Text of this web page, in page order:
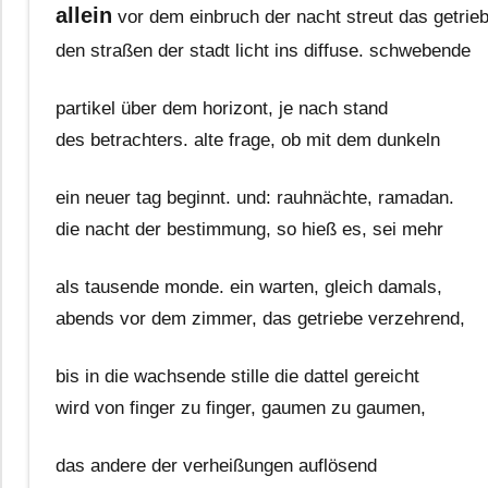
allein vor dem einbruch der nacht streut das
den straßen der stadt licht ins diffuse. schwebende
partikel über dem horizont, je nach stand
des betrachters. alte frage, ob mit dem dunkeln
ein neuer tag beginnt. und: rauhnächte, ramadan.
die nacht der bestimmung, so hieß es, sei mehr
als tausende monde. ein warten, gleich damals,
abends vor dem zimmer, das getriebe verzehrend,
bis in die wachsende stille die dattel gereicht
wird von finger zu finger, gaumen zu gaumen,
das andere der verheißungen auflösend